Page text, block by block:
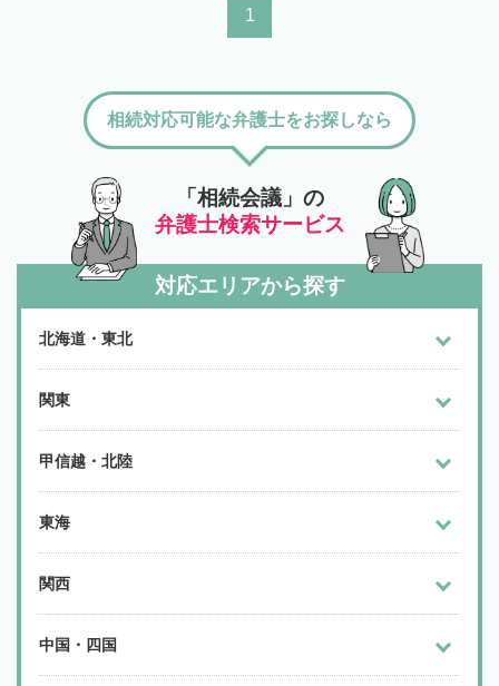
1
「相続会議」の
弁護士検索サービス
相続対応可能な弁護士をお探しなら
対応エリアから探す
北海道・東北
関東
甲信越・北陸
東海
関西
中国・四国